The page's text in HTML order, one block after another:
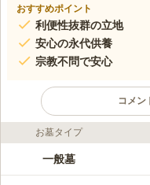
おすすめポイント
利便性抜群の立地
安心の永代供養
宗教不問で安心
コメン
ライフドット編集部のコメント
駿河区市街地に近く
お墓タイプ
一般墓